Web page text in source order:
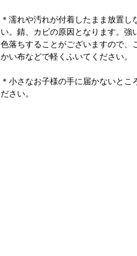
＊濡れや汚れが付着したまま放置し
い。錆、カビの原因となります。強
色落ちすることがございますので、
かい布などで軽くふいてください。
＊小さなお子様の手に届かないとこ
ださい。